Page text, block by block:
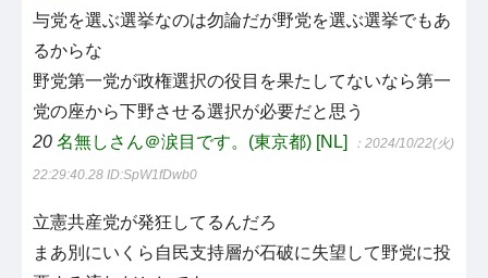
与党を選ぶ選挙なのは勿論だが野党を選ぶ選挙でもあ
るからな
野党第一党が政権選択の役目を果たしてないなら第一
党の座から下野させる選択が必要だと思う
20 名無しさん＠涙目です。(東京都) [NL] ：2024/10/22(火)
22:29:40.28 ID:SpW1fDwb0
立憲共産党が発狂してるんだろ
まあ別にいくら自民支持層が石破に失望して野党に投